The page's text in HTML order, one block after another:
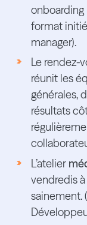
onboarding
format
manager).
Le rendez-
réunit les
générales,
résultats
L’atelier
vendredis
sainement.